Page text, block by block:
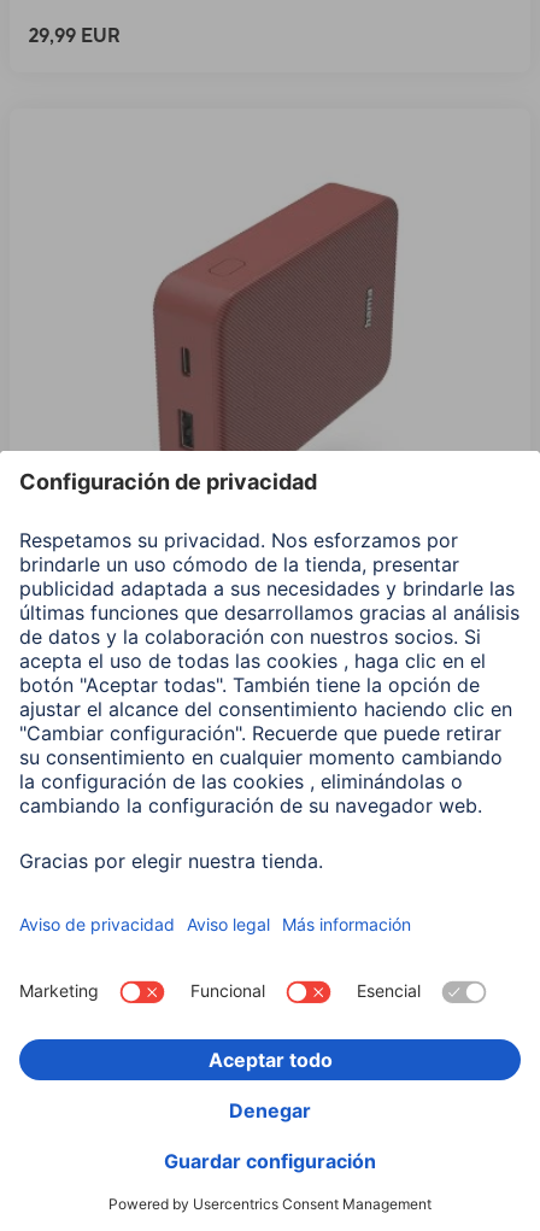
29,99 EUR
Hama Power Pack "Color 10", 10000 mAh, 2 Salidas:
USB-C, USB-A, Rojo
00201714
Variantes: Tono del Color (3) & Capacidad (2)
19,99 EUR